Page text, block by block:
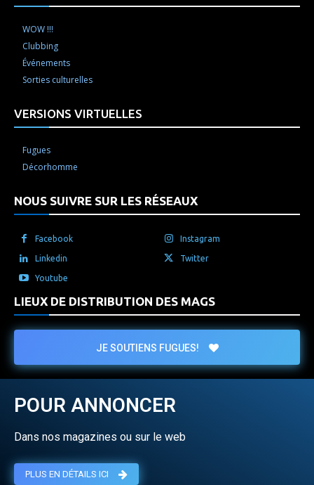
WOW !!!
Clubbing
Événements
Sorties culturelles
VERSIONS VIRTUELLES
Fugues
Décorhomme
NOUS SUIVRE SUR LES RÉSEAUX
Facebook Instagram
Linkedin Twitter
Youtube
LIEUX DE DISTRIBUTION DES MAGS
JE SOUTIENS FUGUES!
POUR ANNONCER
Dans nos magazines ou sur le web
PLUS EN DÉTAILS ICI